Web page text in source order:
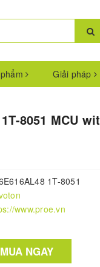
Giải pháp
1T-8051 MCU
1T-8051
www.proe.vn
MUA NGAY